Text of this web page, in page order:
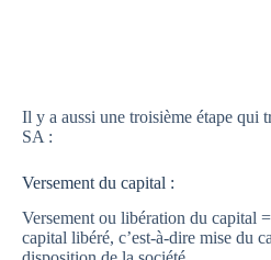
Il y a aussi une troisième étape qui
SA :
Versement du capital :
Versement ou libération du capital
capital libéré, c’est-à-dire mise du